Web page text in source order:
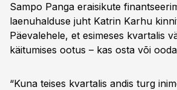
Sampo Panga eraisikute
laenuhalduse juht Katrin Karhu
Päevalehele, et esimeses kvartalis
käitumises ootus – kas osta või
“Kuna teises kvartalis andis turg